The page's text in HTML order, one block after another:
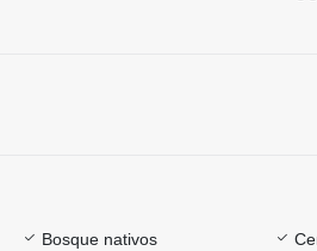
Bosque nativos